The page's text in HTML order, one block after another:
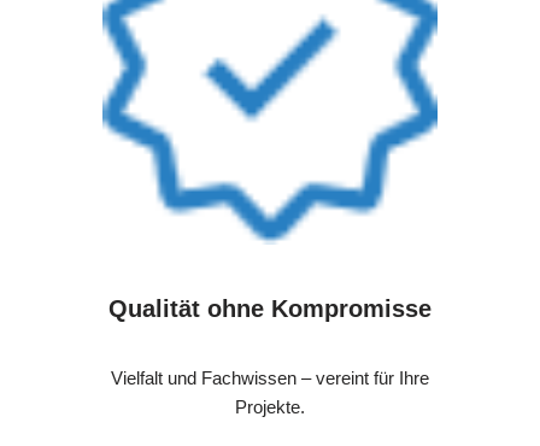
Qualität ohne Kompromisse
Vielfalt und Fachwissen – vereint für Ihre
Projekte.